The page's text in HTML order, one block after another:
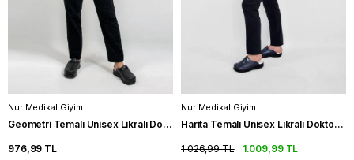
Nur Medikal Giyim
Geometri Temalı Unisex Likralı Doktor Üniforma Takımı Hemşire Scrubs
976,99 TL
Nur Medikal Giyim
Harita Temalı Unisex Likralı Doktor Üniforma Takımı Hemşire Scrubs
1.009,99 TL
1.026,99 TL